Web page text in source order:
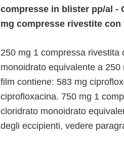
compresse in blister pp/al -
mg compresse rivestite
250 mg 1 compressa
monoidrato equivalente a
film contiene: 583 mg
ciprofloxacina. 750 mg 1
cloridrato monoidrato
degli eccipienti, vedere